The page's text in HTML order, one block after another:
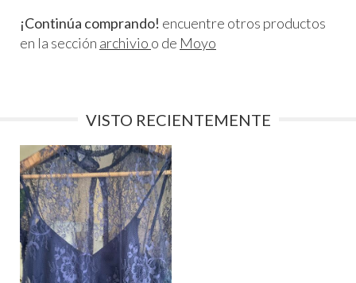
¡Continúa comprando! encuentre otros productos
en la sección archivio o de Moyo
VISTO RECIENTEMENTE